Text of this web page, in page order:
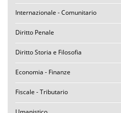
Internazionale - Comunitario
Diritto Penale
Diritto Storia e Filosofia
Economia - Finanze
Fiscale - Tributario